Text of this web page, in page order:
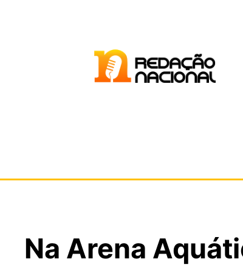
Na Arena